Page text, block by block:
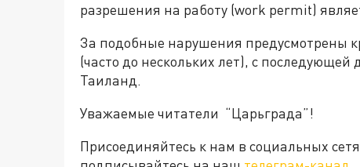
разрешения на работу (work permit)
За подобные нарушения предусмотрены
(часто до нескольких лет), с
Таиланд.
Уважаемые читатели “Царьграда”!
Присоединяйтесь к нам в социальных